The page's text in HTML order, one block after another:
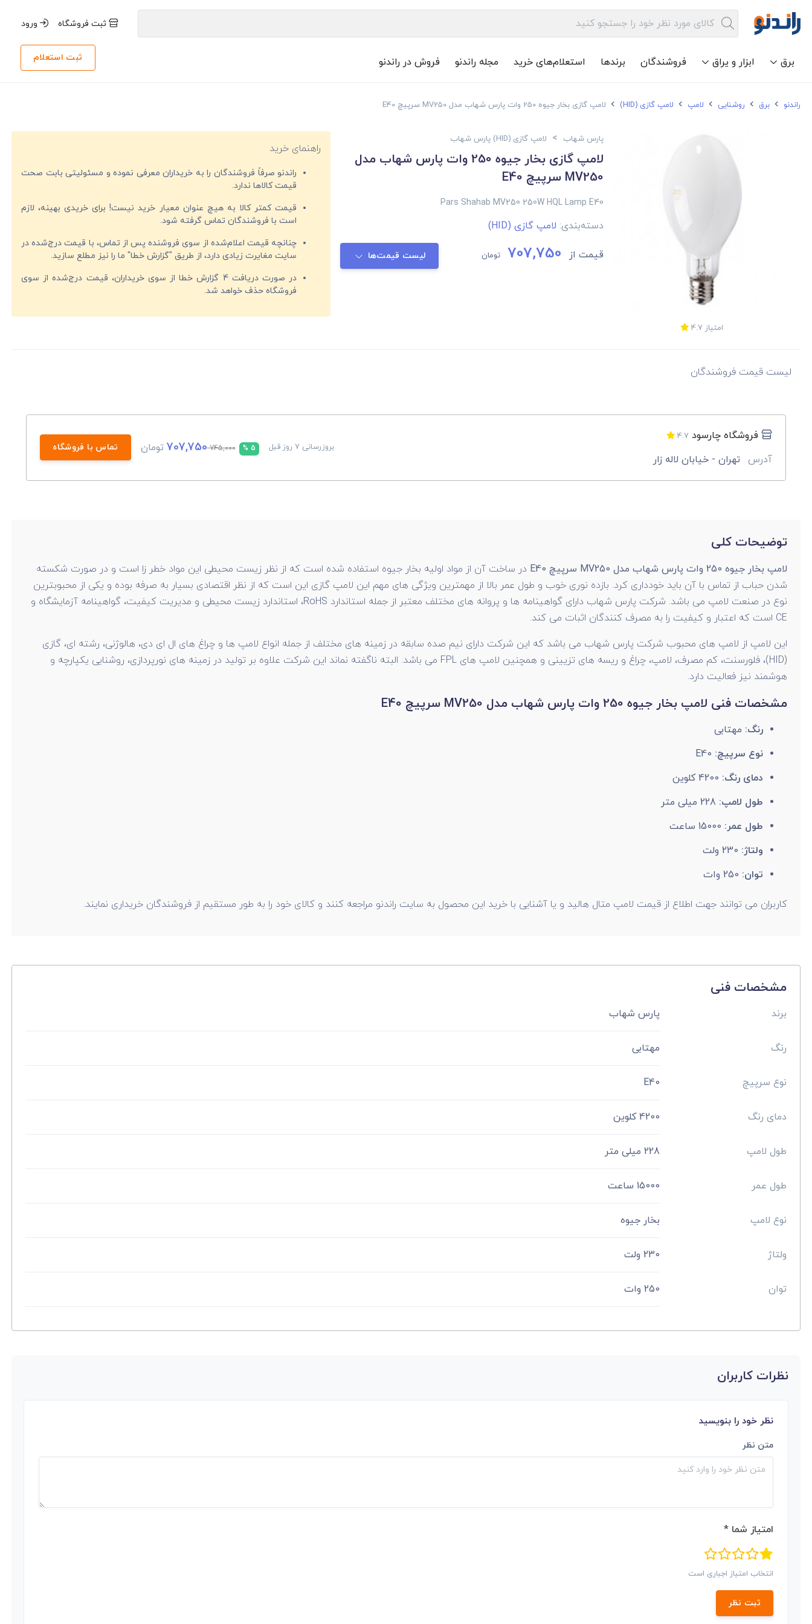
ثبت فروشگاه ورود
برق ابزار و یراق فروشندگان برندها استعلام‌های خرید مجله راندنو فروش در راندنو ثبت استعلام
راندنو برق روشنایی لامپ لامپ گازی (HID) لامپ گازی بخار جیوه 250 وات پارس شهاب مدل MV250 سرپیچ E40
امتیاز 4.7
پارس شهاب > لامپ گازی (HID) پارس شهاب
لامپ گازی بخار جیوه 250 وات پارس شهاب مدل
MV250 سرپیچ E40
Pars Shahab MV250 250W HQL Lamp E40
دسته‌بندی: لامپ گازی (HID)
قیمت از 707,750 تومان لیست قیمت‌ها
راهنمای خرید
راندنو صرفاً فروشندگان را به خریداران معرفی نموده و مسئولیتی بابت صحت
قیمت‌ کالاها ندارد.
قیمت کمتر کالا به هیچ عنوان معیار خرید نیست! برای خریدی بهینه، لازم
است با فروشندگان تماس گرفته شود.
چنانچه قیمت اعلام‌شده از سوی فروشنده پس از تماس، با قیمت درج‌شده در
سایت مغایرت زیادی دارد، از طریق "گزارش خطا" ما را نیز مطلع سازید.
در صورت دریافت 4 گزارش خطا از سوی خریداران، قیمت درج‌شده از سوی
فروشگاه حذف خواهد شد.
لیست قیمت فروشندگان
فروشگاه چارسود 4.7
آدرس تهران - خیابان لاله زار
بروزرسانی 7 روز قبل 5 %
745,000
707,750 تومان تماس با فروشگاه
توضیحات کلی
لامپ بخار جیوه 250 وات پارس شهاب مدل MV250 سرپیچ E40 در ساخت آن از مواد اولیه بخار جیوه استفاده شده است که از نظر زیست محیطی این مواد خطر زا است و در صورت شکسته
شدن حباب از تماس با آن باید خودداری کرد. بازده نوری خوب و طول عمر بالا از مهمترین ویژگی های مهم این لامپ گازی این است که از نظر اقتصادی بسیار به صرفه بوده و یکی از محبوبترین
نوع در صنعت لامپ می باشد. شرکت پارس شهاب دارای گواهینامه ها و پروانه های مختلف معتبر از جمله استاندارد RoHS، استاندارد زیست محیطی و مدیریت کیفیت، گواهینامه آزمایشگاه و
CE است که اعتبار و کیفیت را به مصرف کنندگان اثبات می کند.
این لامپ از لامپ های محبوب شرکت پارس شهاب می باشد که این شرکت دارای نیم صده سابقه در زمینه های مختلف از جمله انواع لامپ ها و چراغ های ال ای دی، هالوژنی، رشته ای، گازی
(HID)، فلورسنت، کم مصرف، لامپ، چراغ و ریسه های تزیینی و همچنین لامپ های FPL می باشد. البته ناگفته نماند این شرکت علاوه بر تولید در زمینه های نورپردازی، روشنایی یکپارچه و
هوشمند نیز فعالیت دارد.
مشخصات فنی لامپ بخار جیوه 250 وات پارس شهاب مدل MV250 سرپیچ E40
رنگ: مهتابی
نوع سرپیچ:
دمای رنگ:
طول لامپ: 228 میلی متر
طول عمر:
ولتاژ:
توان:
کاربران می توانند جهت اطلاع از قیمت لامپ متال هالید و یا آشنایی با خرید این محصول به سایت راندنو مراجعه کنند و کالای خود را به طور مستقیم از فروشندگان خریداری نمایند.
مشخصات فنی
برند پارس شهاب
رنگ مهتابی
نوع سرپیچ E40
دمای رنگ 4200 کلوین
طول لامپ 228 میلی متر
طول عمر 15000 ساعت
نوع لامپ بخار جیوه
ولتاژ 230 ولت
توان 250 وات
نظرات کاربران
نظر خود را بنویسید
متن نظر
امتیاز شما *
انتخاب امتیاز اجباری است
ثبت نظر